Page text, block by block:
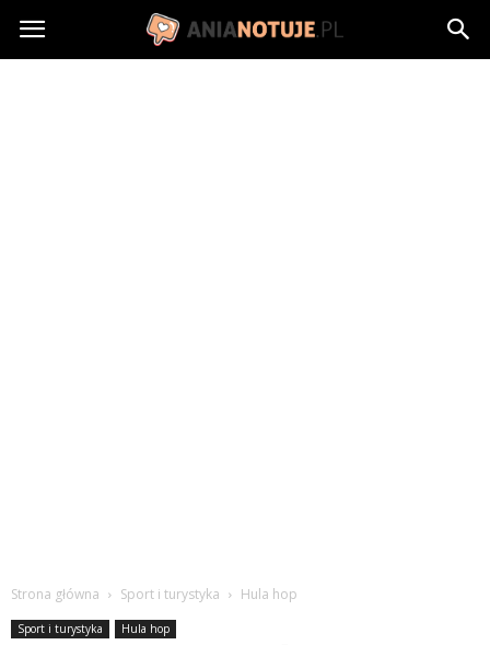
AniaNotuje.pl
Strona główna Sport i turystyka Hula hop
Sport i turystyka Hula hop